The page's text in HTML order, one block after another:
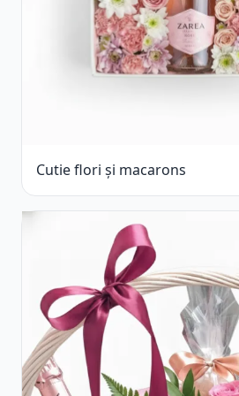
Cutie flori și macarons